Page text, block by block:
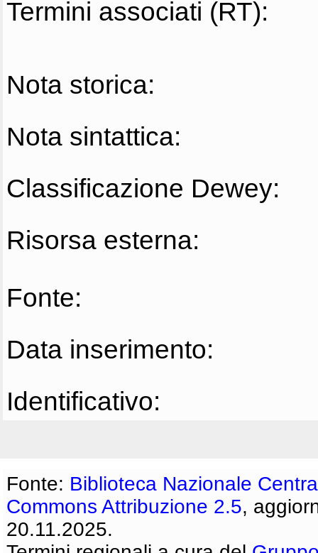
Termini associati (RT):
Nota storica:
Nota sintattica:
Classificazione Dewey:
Risorsa esterna:
Fonte:
Data inserimento:
Identificativo:
Fonte: Biblioteca Nazionale
Commons Attribuzione 2.5,
20.11.2025.